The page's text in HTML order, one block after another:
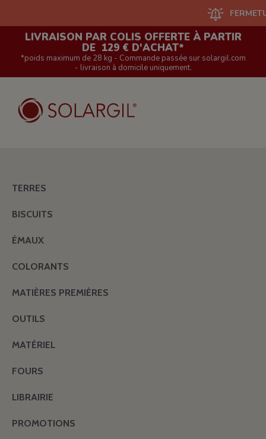
FERMETURE
LIVRAISON PAR COLIS OFFERTE À PARTIR
DE 129 € D'ACHAT*
*poids maximum de 28 kg - Commande passée sur solargil.com
- livraison à domicile uniquement.
TERRES
BISCUITS
ÉMAUX
COLORANTS
MATIÈRES PREMIÈRES
OUTILS
MATÉRIEL
FOURS
LIBRAIRIE
PROMOTIONS